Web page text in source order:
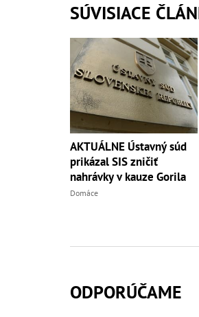
SÚVISIACE
AKTUÁLNE Ústavný súd
prikázal SIS zničiť
nahrávky v kauze Gorila
Domáce
ODPORÚČAME